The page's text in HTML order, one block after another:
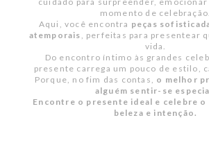
momento de celebração.
Aqui, você encontra peças
atemporais
, perfeitas para presentear
vida.
Do encontro íntimo às grandes
presente carrega um pouco de estilo,
Porque, no fim das contas, o melhor
alguém sentir-se
Encontre o presente ideal e celebre o
beleza e intenção.